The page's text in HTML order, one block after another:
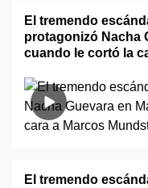
El tremendo
protagonizó Nacha
cuando le cortó la
El tremendo